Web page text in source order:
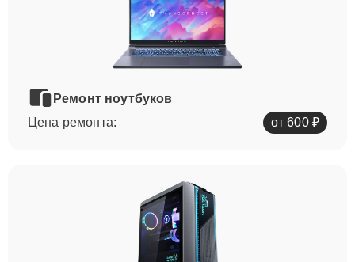
Ремонт ноутбуков
Цена ремонта:
от 600 ₽